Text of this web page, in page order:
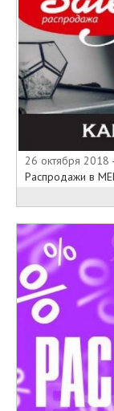
26 октября 2018
Распродажи в